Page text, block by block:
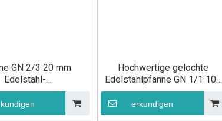
GN 2/3 20 mm
Edelstahl-
Gastronorm-
Hochwertige gelochte
Edelstahlpfanne GN 1/1 100
mm für die Küche
erkundigen